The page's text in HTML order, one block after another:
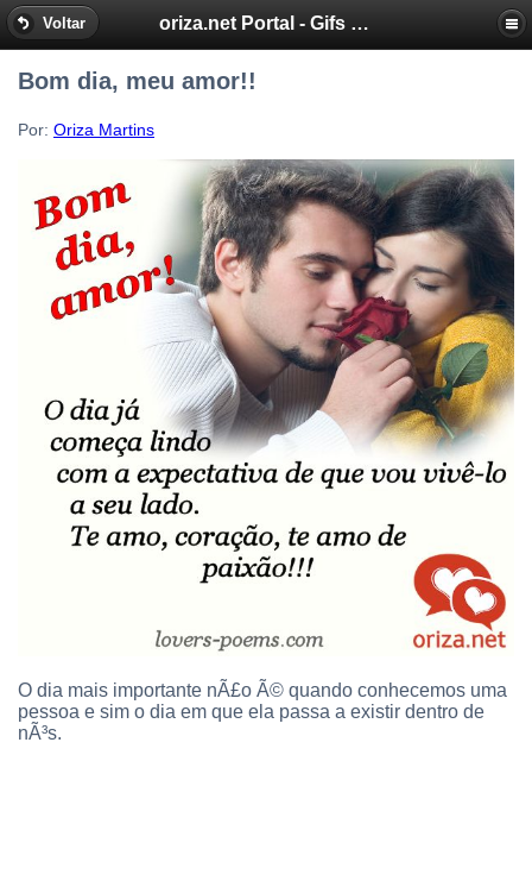
Voltar oriza.net Portal - Gifs by Oriza - Frases, Poemas
Bom dia, meu amor!!
Por: Oriza Martins
O dia mais importante nÃ£o Ã© quando conhecemos uma
pessoa e sim o dia em que ela passa a existir dentro de
nÃ³s.